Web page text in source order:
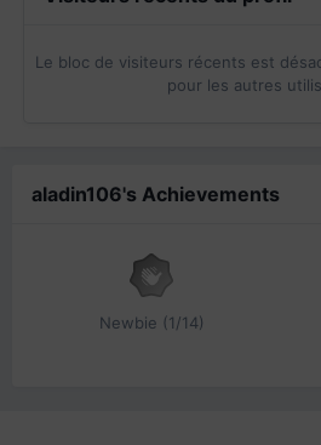
Le bloc de visiteurs récents est
pour les autres
aladin106's Achievements
Newbie (1/14)